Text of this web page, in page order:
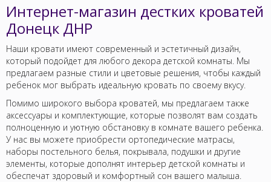
Интернет-магазин дестких кроватей
Донецк ДНР
Наши кровати имеют современный и эстетичный дизайн,
который подойдет для любого декора детской комнаты. Мы
предлагаем разные стили и цветовые решения, чтобы каждый
ребенок мог выбрать идеальную кровать по своему вкусу.
Помимо широкого выбора кроватей, мы предлагаем также
аксессуары и комплектующие, которые позволят вам создать
полноценную и уютную обстановку в комнате вашего ребенка.
У нас вы можете приобрести ортопедические матрасы,
наборы постельного белья, покрывала, подушки и другие
элементы, которые дополнят интерьер детской комнаты и
обеспечат здоровый и комфортный сон вашего малыша.